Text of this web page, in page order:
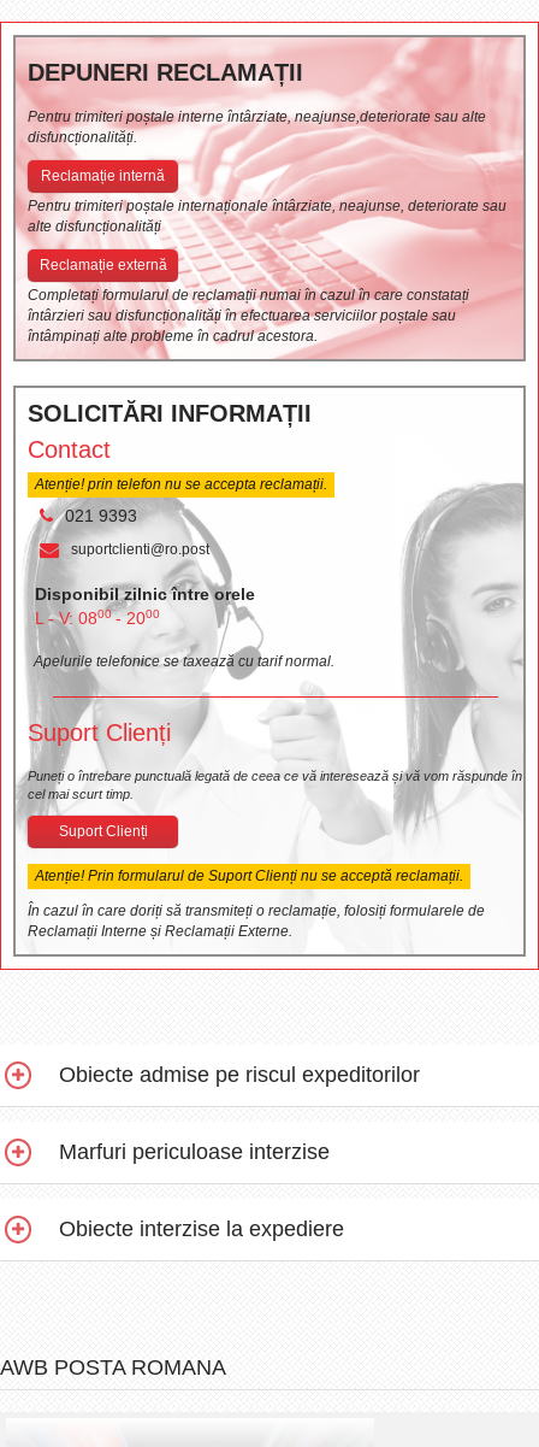
DEPUNERI RECLAMAȚII
Pentru trimiteri poștale interne întârziate, neajunse,deteriorate sau alte
disfuncționalități.
Reclamație internă
Pentru trimiteri poștale internaționale întârziate, neajunse, deteriorate sau
alte disfuncționalități
Reclamație externă
Completați formularul de reclamații numai în cazul în care constatați
întârzieri sau disfuncționalități în efectuarea serviciilor poștale sau
întâmpinați alte probleme în cadrul acestora.
SOLICITĂRI INFORMAȚII
Contact
Atenție! prin telefon nu se accepta reclamații.
021 9393
suportclienti@ro.post
Disponibil zilnic între orele
L - V: 0800- 2000
Apelurile telefonice se taxează cu tarif normal.
Suport Clienți
Puneți o întrebare punctuală legată de ceea ce vă interesează și vă vom răspunde în
cel mai scurt timp.
Suport Clienți
Atenție! Prin formularul de Suport Clienți nu se acceptă reclamații.
În cazul în care doriți să transmiteți o reclamație, folosiți formularele de
Reclamații Interne și Reclamații Externe.
Obiecte admise pe riscul expeditorilor
Marfuri periculoase interzise
Obiecte interzise la expediere
AWB POSTA ROMANA